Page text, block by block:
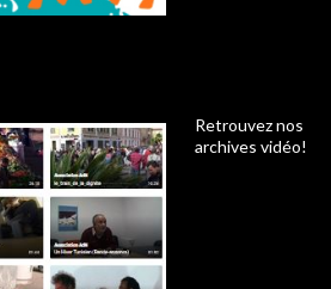
Retrouvez nos
archives vidéo!